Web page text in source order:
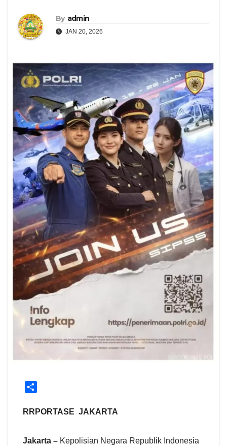
By admin
JAN 20, 2026
a
RRPORTASE JAKARTA
Jakarta – Kepolisian Negara Republik Indonesia